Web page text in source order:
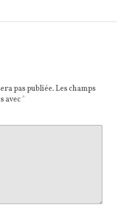
pas publiée.Les champs
avec*